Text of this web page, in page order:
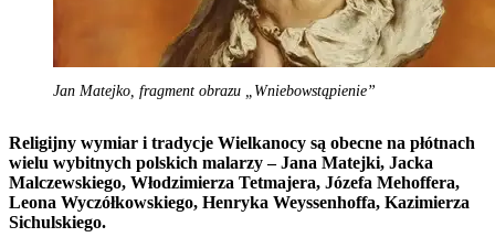
Jan Matejko, fragment obrazu „Wniebowstąpienie”
Religijny wymiar i tradycje Wielkanocy są obecne na płótnach
wielu wybitnych polskich malarzy – Jana Matejki, Jacka
Malczewskiego, Włodzimierza Tetmajera, Józefa Mehoffera,
Leona Wyczółkowskiego, Henryka Weyssenhoffa, Kazimierza
Sichulskiego.